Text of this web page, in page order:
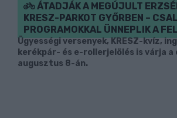
ÁTADJÁK A MEGÚJULT
KRESZ-PARKOT GYŐRBEN –
PROGRAMOKKAL ÜNNEPLIK A
Ügyességi versenyek, KRESZ-kvíz,
kerékpár- és e-rollerjelölés is várja a
augusztus 8-án.